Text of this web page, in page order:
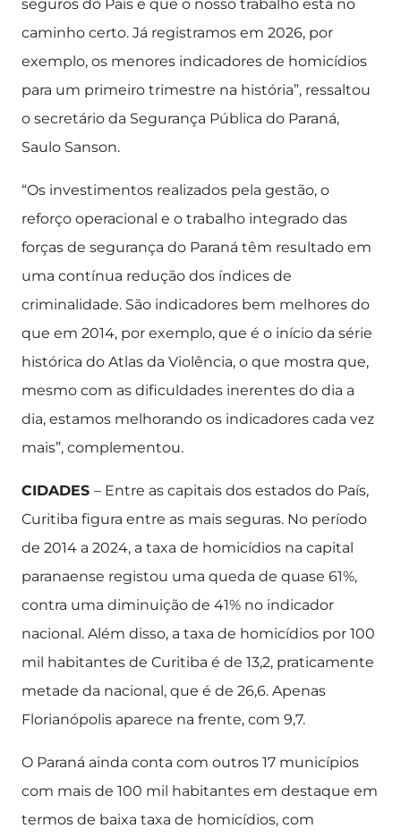
seguros do País e que o nosso trabalho está no
caminho certo. Já registramos em 2026, por
exemplo, os menores indicadores de homicídios
para um primeiro trimestre na história”, ressaltou
o secretário da Segurança Pública do Paraná,
Saulo Sanson.
“Os investimentos realizados pela gestão, o
reforço operacional e o trabalho integrado das
forças de segurança do Paraná têm resultado em
uma contínua redução dos índices de
criminalidade. São indicadores bem melhores do
que em 2014, por exemplo, que é o início da série
histórica do Atlas da Violência, o que mostra que,
mesmo com as dificuldades inerentes do dia a
dia, estamos melhorando os indicadores cada vez
mais”, complementou.
CIDADES – Entre as capitais dos estados do País,
Curitiba figura entre as mais seguras. No período
de 2014 a 2024, a taxa de homicídios na capital
paranaense registou uma queda de quase 61%,
contra uma diminuição de 41% no indicador
nacional. Além disso, a taxa de homicídios por 100
mil habitantes de Curitiba é de 13,2, praticamente
metade da nacional, que é de 26,6. Apenas
Florianópolis aparece na frente, com 9,7.
O Paraná ainda conta com outros 17 municípios
com mais de 100 mil habitantes em destaque em
termos de baixa taxa de homicídios, com